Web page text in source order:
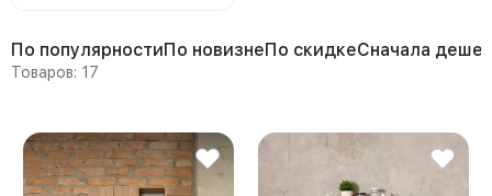
По популярностиПо новизнеПо скидкеСначала
Товаров: 17